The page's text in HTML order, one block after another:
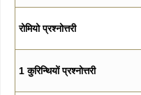
रोमियो प्रश्नोत्तरी
1 कुरिन्थियों प्रश्नोत्तरी